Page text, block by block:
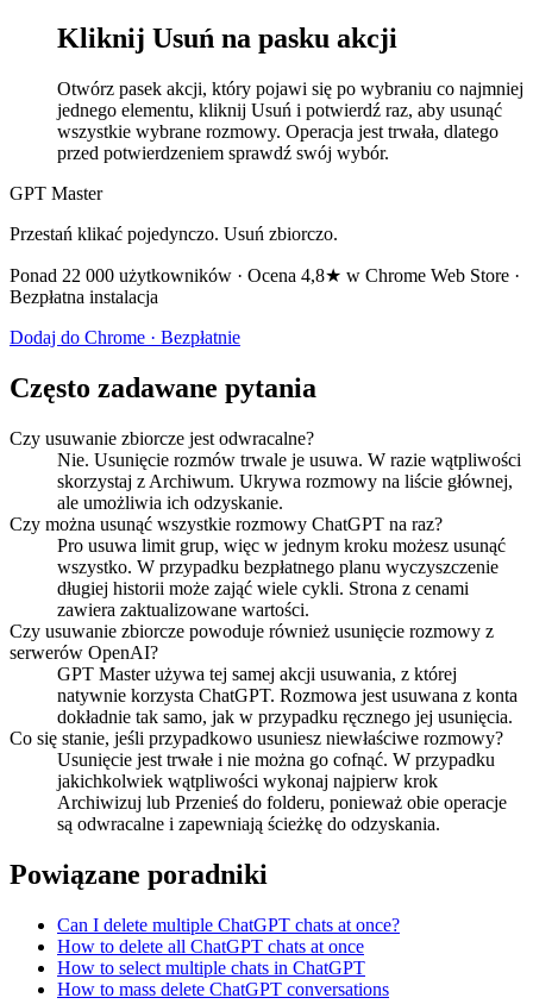
Kliknij Usuń na pasku akcji
Otwórz pasek akcji, który pojawi się po wybraniu co najmniej
jednego elementu, kliknij Usuń i potwierdź raz, aby usunąć
wszystkie wybrane rozmowy. Operacja jest trwała, dlatego
przed potwierdzeniem sprawdź swój wybór.
GPT Master
Przestań klikać pojedynczo. Usuń zbiorczo.
Ponad 22 000 użytkowników · Ocena 4,8★ w Chrome Web Store ·
Bezpłatna instalacja
Dodaj do Chrome · Bezpłatnie
Często zadawane pytania
Czy usuwanie zbiorcze jest odwracalne?
Nie. Usunięcie rozmów trwale je usuwa. W razie wątpliwości
skorzystaj z Archiwum. Ukrywa rozmowy na liście głównej,
ale umożliwia ich odzyskanie.
Czy można usunąć wszystkie rozmowy ChatGPT na raz?
Pro usuwa limit grup, więc w jednym kroku możesz usunąć
wszystko. W przypadku bezpłatnego planu wyczyszczenie
długiej historii może zająć wiele cykli. Strona z cenami
zawiera zaktualizowane wartości.
Czy usuwanie zbiorcze powoduje również usunięcie rozmowy z
serwerów OpenAI?
GPT Master używa tej samej akcji usuwania, z której
natywnie korzysta ChatGPT. Rozmowa jest usuwana z konta
dokładnie tak samo, jak w przypadku ręcznego jej usunięcia.
Co się stanie, jeśli przypadkowo usuniesz niewłaściwe rozmowy?
Usunięcie jest trwałe i nie można go cofnąć. W przypadku
jakichkolwiek wątpliwości wykonaj najpierw krok
Archiwizuj lub Przenieś do folderu, ponieważ obie operacje
są odwracalne i zapewniają ścieżkę do odzyskania.
Powiązane poradniki
Can I delete multiple ChatGPT chats at once?
How to delete all ChatGPT chats at once
How to select multiple chats in ChatGPT
How to mass delete ChatGPT conversations